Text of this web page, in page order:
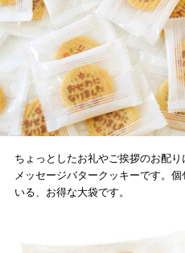
ちょっとしたお礼やご挨拶のお配
メッセージバタークッキーです。
いる、お得な大袋です。